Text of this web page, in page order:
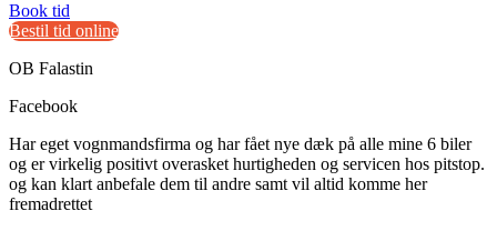
Book tid
Bestil tid online
OB Falastin
Facebook
Har eget vognmandsfirma og har fået nye dæk på alle mine 6 biler
og er virkelig positivt overasket hurtigheden og servicen hos pitstop.
og kan klart anbefale dem til andre samt vil altid komme her
fremadrettet